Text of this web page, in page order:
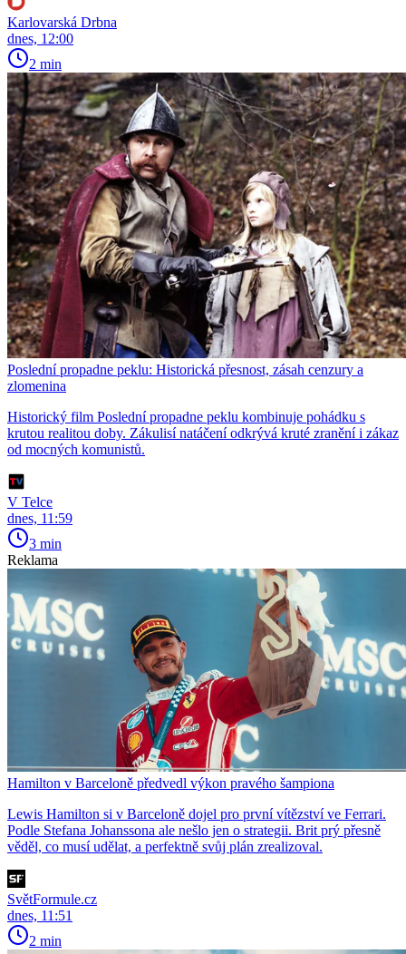
Karlovarská Drbna
dnes, 12:00
2 min
Poslední propadne peklu: Historická přesnost, zásah cenzury a
zlomenina
Historický film Poslední propadne peklu kombinuje pohádku s
krutou realitou doby. Zákulisí natáčení odkrývá kruté zranění i zákaz
od mocných komunistů.
V Telce
dnes, 11:59
3 min
Reklama
Hamilton v Barceloně předvedl výkon pravého šampiona
Lewis Hamilton si v Barceloně dojel pro první vítězství ve Ferrari.
Podle Stefana Johanssona ale nešlo jen o strategii. Brit prý přesně
věděl, co musí udělat, a perfektně svůj plán zrealizoval.
SvětFormule.cz
dnes, 11:51
2 min